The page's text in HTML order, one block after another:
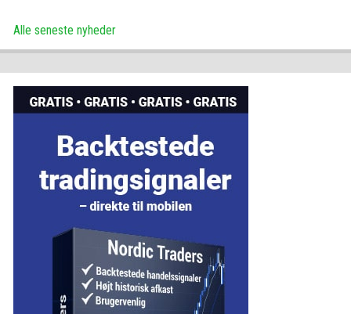
Alle seneste nyheder